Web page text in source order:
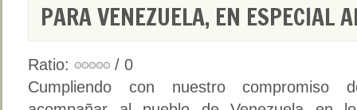
PARA VENEZUELA, EN ESPECIAL
Ratio:
/ 0
Cumpliendo con nuestro compromiso